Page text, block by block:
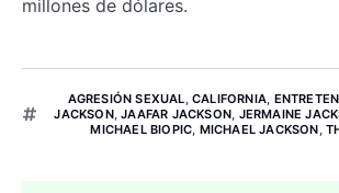
millones de dólares.
AGRESIÓN SEXUAL,CALIFORNIA,
JACKSON,JAAFAR JACKSON, JERMAINE
MICHAEL BIOPIC, MICHAEL JACKSON,